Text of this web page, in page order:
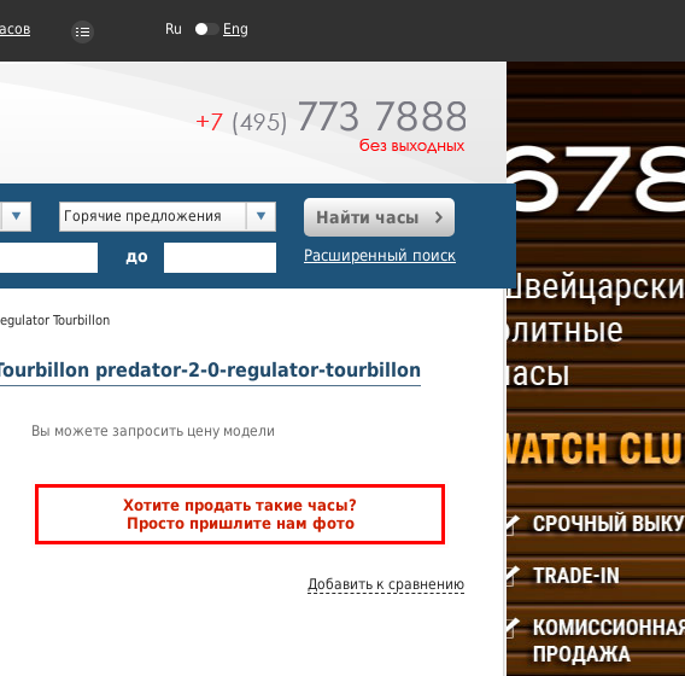
Ru Eng
Горячие предложения
Найти часы
до Расширенный поиск
Tourbillon
predator-2-0-regulator-tourbillon
Вы можете запросить цену модели
Хотите продать такие часы?
Просто пришлите нам фото
Добавить к сравнению